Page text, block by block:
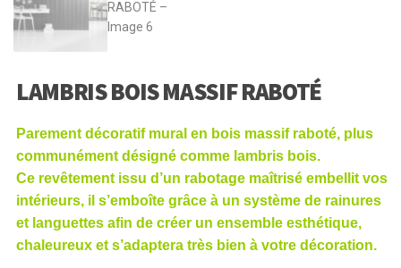
LAMBRIS BOIS MASSIF RABOTÉ
Parement décoratif mural en bois massif raboté, plus
communément désigné comme lambris bois.
Ce revêtement issu d’un rabotage maîtrisé embellit vos
intérieurs, il s’emboîte grâce à un système de rainures
et languettes afin de créer un ensemble esthétique,
chaleureux et s’adaptera très bien à votre décoration.